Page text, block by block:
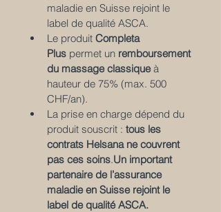
maladie en Suisse rejoint le
label de qualité ASCA.
Le produit Completa
Plus permet un remboursement
du massage classique à
hauteur de 75% (max. 500
CHF/an).
La prise en charge dépend du
produit souscrit : tous les
contrats Helsana ne couvrent
pas ces soins.Un important
partenaire de l’assurance
maladie en Suisse rejoint le
label de qualité ASCA.